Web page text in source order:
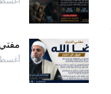
أغسطس